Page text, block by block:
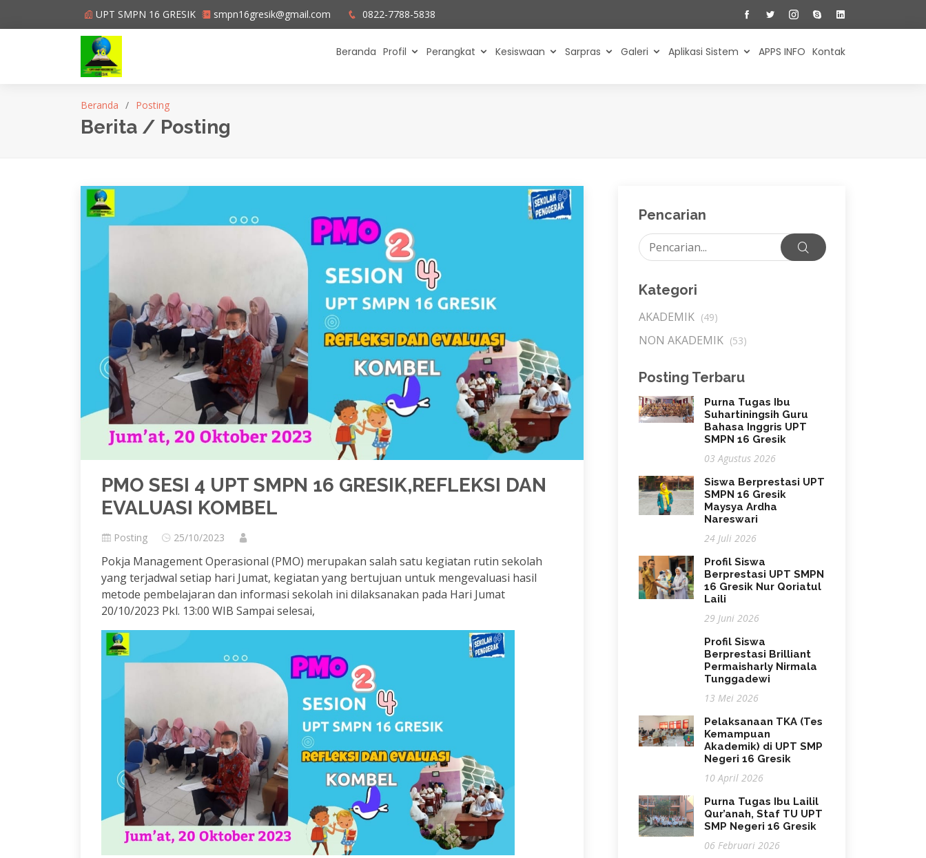
UPT SMPN 16 GRESIK smpn16gresik@gmail.com 0822-7788-5838
Beranda Profil Perangkat Kesiswaan Sarpras Galeri Aplikasi Sistem APPS INFO Kontak
Beranda Posting
Berita / Posting
PMO SESI 4 UPT SMPN 16 GRESIK,REFLEKSI DAN
EVALUASI KOMBEL
Posting 25/10/2023
Pokja Management Operasional (PMO) merupakan salah satu kegiatan rutin sekolah
yang terjadwal setiap hari Jumat, kegiatan yang bertujuan untuk mengevaluasi hasil
metode pembelajaran dan informasi sekolah ini dilaksanakan pada Hari Jumat
20/10/2023 Pkl. 13:00 WIB Sampai selesai,
Pencarian
Kategori
AKADEMIK (49)
NON AKADEMIK (53)
Posting Terbaru
Purna Tugas Ibu
Suhartiningsih Guru
Bahasa Inggris UPT
SMPN 16 Gresik
03 Agustus 2026
Siswa Berprestasi UPT
SMPN 16 Gresik
Maysya Ardha
Nareswari
24 Juli 2026
Profil Siswa
Berprestasi UPT SMPN
16 Gresik Nur Qoriatul
Laili
29 Juni 2026
Profil Siswa
Berprestasi Brilliant
Permaisharly Nirmala
Tunggadewi
13 Mei 2026
Pelaksanaan TKA (Tes
Kemampuan
Akademik) di UPT SMP
Negeri 16 Gresik
10 April 2026
Purna Tugas Ibu Lailil
Qur’anah, Staf TU UPT
SMP Negeri 16 Gresik
06 Februari 2026